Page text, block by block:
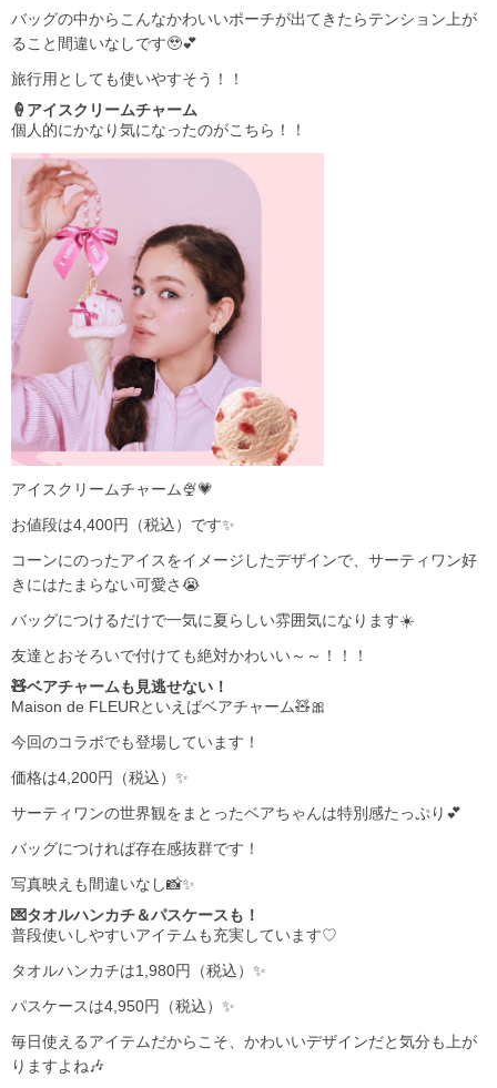
バッグの中からこんなかわいいポーチが出てきたらテンション上が
ること間違いなしです🥹💕
旅行用としても使いやすそう！！
🍦アイスクリームチャーム
個人的にかなり気になったのがこちら！！
アイスクリームチャーム🍨💗
お値段は4,400円（税込）です✨
コーンにのったアイスをイメージしたデザインで、サーティワン好
きにはたまらない可愛さ😭
バッグにつけるだけで一気に夏らしい雰囲気になります☀️
友達とおそろいで付けても絶対かわいい～～！！！
🧸ベアチャームも見逃せない！
Maison de FLEURといえばベアチャーム🧸🎀
今回のコラボでも登場しています！
価格は4,200円（税込）✨
サーティワンの世界観をまとったベアちゃんは特別感たっぷり💕
バッグにつければ存在感抜群です！
写真映えも間違いなし📸✨
💌タオルハンカチ＆パスケースも！
普段使いしやすいアイテムも充実しています♡
タオルハンカチは1,980円（税込）✨
パスケースは4,950円（税込）✨
毎日使えるアイテムだからこそ、かわいいデザインだと気分も上が
りますよね🎶